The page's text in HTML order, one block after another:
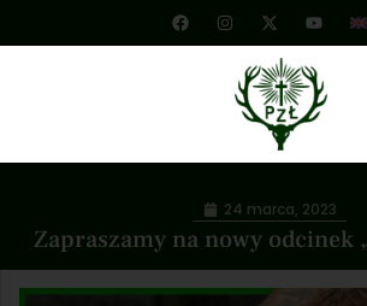
Zapraszamy na nowy odcinek
24 marca, 2023